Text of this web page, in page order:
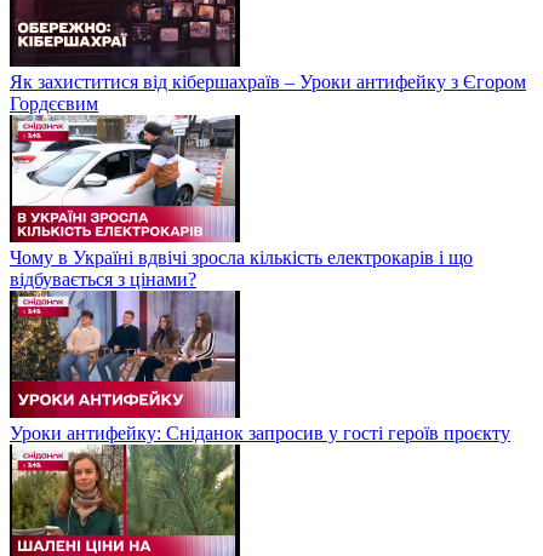
Як захиститися від кібершахраїв – Уроки антифейку з Єгором
Гордєєвим
Чому в Україні вдвічі зросла кількість електрокарів і що
відбувається з цінами?
Уроки антифейку: Сніданок запросив у гості героїв проєкту